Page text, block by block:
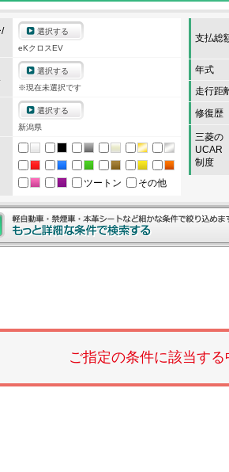
選択する
eKクロスEV
選択する
※現在未選択です
選択する
新潟県
ツートン
その他
支払総
年式
走行距
修復歴
三菱の
UCAR
制度
ご指定の条件に該当す